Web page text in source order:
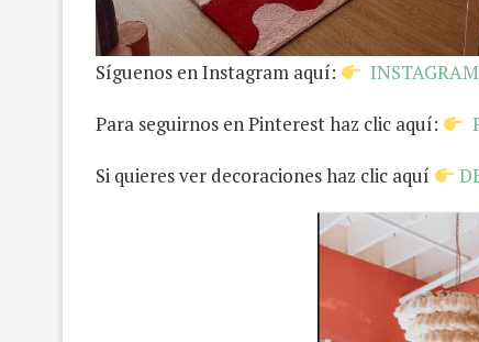
Síguenos en Instagram aquí:
Para seguirnos en Pinterest haz clic aquí:
Si quieres ver decoraciones haz clic aquí